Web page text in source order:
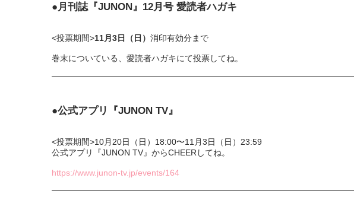
●月刊誌『JUNON』12月号 愛読者ハガキ
<投票期間>11月3日（日） 消印有効分まで
巻末についている、愛読者ハガキにて投票してね。
●公式アプリ『JUNON TV』
<投票期間>10月20日（日）18:00〜11月3日（日）23:59
公式アプリ『JUNON TV』からCHEERしてね。
https://www.junon-tv.jp/events/164